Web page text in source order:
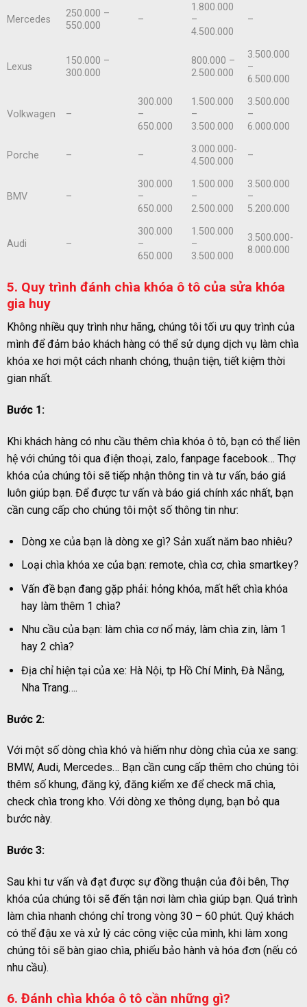
Mercedes
250.000 –
550.000
–
1.800.000
–
4.500.000
–
Lexus
150.000 –
300.000
800.000 –
2.500.000
3.500.000
–
6.500.000
Volkwagen –
300.000
–
650.000
1.500.000
–
3.500.000
3.500.000
–
6.000.000
Porche – –
3.000.000-
4.500.000
–
BMV –
300.000
–
650.000
1.500.000
–
2.500.000
3.500.000
–
5.200.000
Audi –
300.000
–
650.000
1.500.000
–
3.500.000
3.500.000-
8.000.000
5. Quy trình đánh chìa khóa ô tô của sửa khóa
gia huy
Không nhiều quy trình như hãng, chúng tôi tối ưu quy trình của
mình để đảm bảo khách hàng có thể sử dụng dịch vụ làm chìa
khóa xe hơi một cách nhanh chóng, thuận tiện, tiết kiệm thời
gian nhất.
Bước 1:
Khi khách hàng có nhu cầu thêm chìa khóa ô tô, bạn có thể liên
hệ với chúng tôi qua điện thoại, zalo, fanpage facebook… Thợ
khóa của chúng tôi sẽ tiếp nhận thông tin và tư vấn, báo giá
luôn giúp bạn. Để được tư vấn và báo giá chính xác nhất, bạn
cần cung cấp cho chúng tôi một số thông tin như:
Dòng xe của bạn là dòng xe gì? Sản xuất năm bao nhiêu?
Loại chìa khóa xe của bạn: remote, chìa cơ, chìa smartkey?
Vấn đề bạn đang gặp phải: hỏng khóa, mất hết chìa khóa
hay làm thêm 1 chìa?
Nhu cầu của bạn: làm chìa cơ nổ máy, làm chìa zin, làm 1
hay 2 chìa?
Địa chỉ hiện tại của xe: Hà Nội, tp Hồ Chí Minh, Đà Nẵng,
Nha Trang….
Bước 2:
Với một số dòng chìa khó và hiếm như dòng chìa của xe sang:
BMW, Audi, Mercedes… Bạn cần cung cấp thêm cho chúng tôi
thêm số khung, đăng ký, đăng kiểm xe để check mã chìa,
check chìa trong kho. Với dòng xe thông dụng, bạn bỏ qua
bước này.
Bước 3:
Sau khi tư vấn và đạt được sự đồng thuận của đôi bên, Thợ
khóa của chúng tôi sẽ đến tận nơi làm chìa giúp bạn. Quá trình
làm chìa nhanh chóng chỉ trong vòng 30 – 60 phút. Quý khách
có thể đậu xe và xử lý các công việc của mình, khi làm xong
chúng tôi sẽ bàn giao chìa, phiếu bảo hành và hóa đơn (nếu có
nhu cầu).
6. Đánh chìa khóa ô tô cần những gì?